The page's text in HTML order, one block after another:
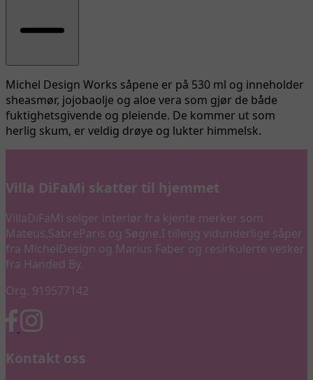
Michel Design Works såpene er på 530 ml og inneholder
sheasmør, jojobaolje og aloe vera som gjør de både
fuktighetsgivende og pleiende. De kommer ut som
herlig skum, er veldig drøye og lukter himmelsk.
Villa DiFaMi skatter til hjemmet
VillaDiFaMi selger interiør fra kjente merker som
Mateus,SabreParis og Søgne.I tillegg vidunderlige såper
fra MichelDesign og Marius Faber og resirkulerte vesker
fra Handed By.
Org. 919577142
Kontakt oss